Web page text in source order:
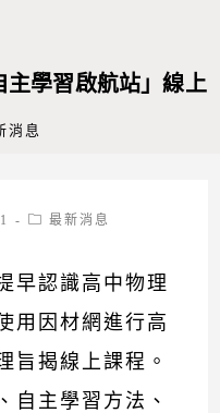
主學習啟航站」線上
消息
Post最新消息
早認識高中物理
用因材網進行高
旨揭線上課程。
自主學習方法、